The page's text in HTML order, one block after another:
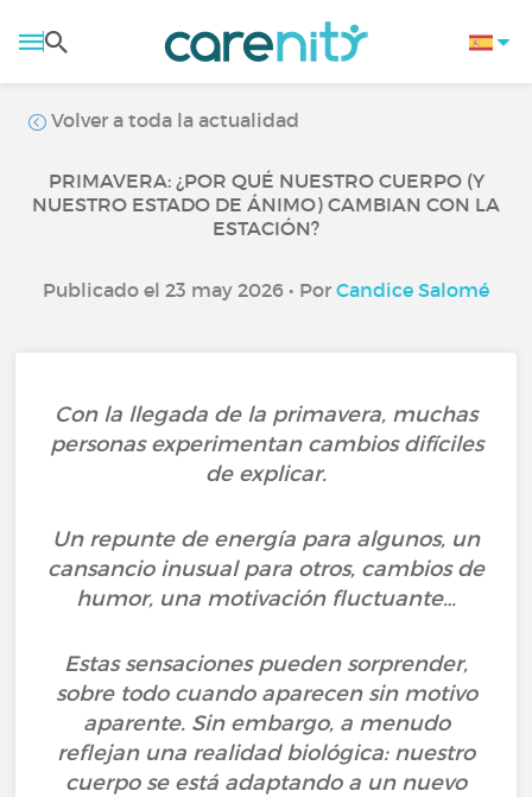
Volver a toda la actualidad
PRIMAVERA: ¿POR QUÉ NUESTRO CUERPO (Y
NUESTRO ESTADO DE ÁNIMO) CAMBIAN CON LA
ESTACIÓN?
Publicado el 23 may 2026 • Por Candice Salomé
Con la llegada de la primavera, muchas
personas experimentan cambios difíciles
de explicar.
Un repunte de energía para algunos, un
cansancio inusual para otros, cambios de
humor, una motivación fluctuante…
Estas sensaciones pueden sorprender,
sobre todo cuando aparecen sin motivo
aparente. Sin embargo, a menudo
reflejan una realidad biológica: nuestro
cuerpo se está adaptando a un nuevo